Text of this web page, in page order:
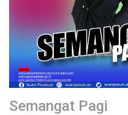
Semangat Pagi